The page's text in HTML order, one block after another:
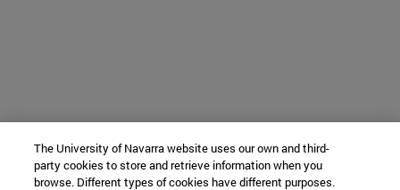
The University of Navarra website uses our own and third-
party cookies to store and retrieve information when you
browse. Different types of cookies have different purposes.